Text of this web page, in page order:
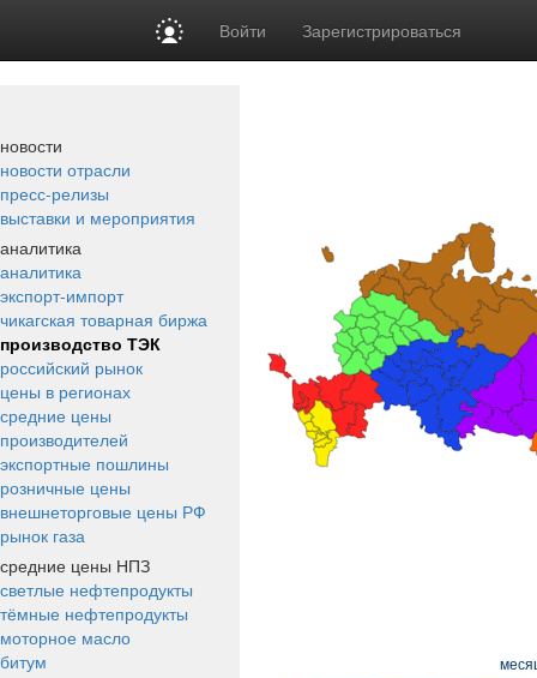
Войти Зарегистрироваться
новости
новости отрасли
пресс-релизы
выставки и мероприятия
аналитика
аналитика
экспорт-импорт
чикагская товарная биржа
производство ТЭК
российский рынок
цены в регионах
средние цены
производителей
экспортные пошлины
розничные цены
внешнеторговые цены РФ
рынок газа
средние цены НПЗ
светлые нефтепродукты
тёмные нефтепродукты
моторное масло
битум